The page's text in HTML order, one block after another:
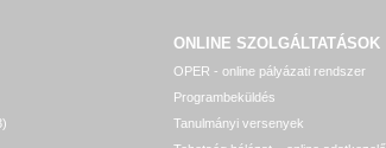
ONLINE SZOLGÁLTATÁSOK
OPER - online pályázati rendszer
Programbeküldés
Tanulmányi versenyek